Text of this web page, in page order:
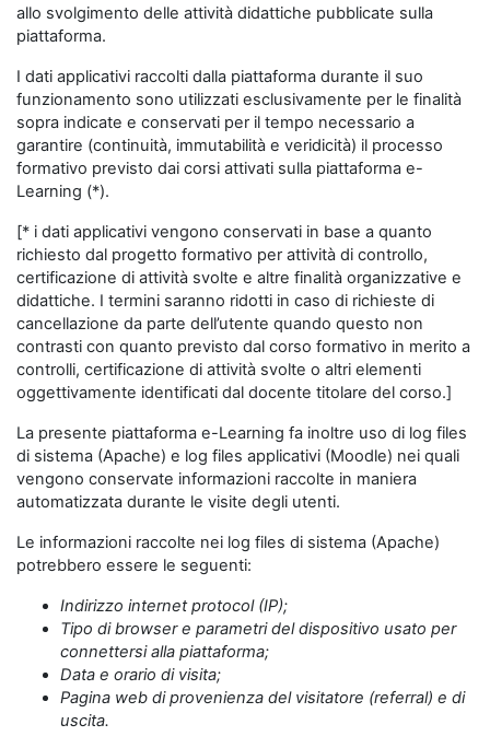
allo svolgimento delle attività didattiche pubblicate sulla
piattaforma.
I dati applicativi raccolti dalla piattaforma durante il suo
funzionamento sono utilizzati esclusivamente per le finalità
sopra indicate e conservati per il tempo necessario a
garantire (continuità, immutabilità e veridicità) il processo
formativo previsto dai corsi attivati sulla piattaforma e-
Learning (*).
[* i dati applicativi vengono conservati in base a quanto
richiesto dal progetto formativo per attività di controllo,
certificazione di attività svolte e altre finalità organizzative e
didattiche. I termini saranno ridotti in caso di richieste di
cancellazione da parte dell’utente quando questo non
contrasti con quanto previsto dal corso formativo in merito a
controlli, certificazione di attività svolte o altri elementi
oggettivamente identificati dal docente titolare del corso.]
La presente piattaforma e-Learning fa inoltre uso di log files
di sistema (Apache) e log files applicativi (Moodle) nei quali
vengono conservate informazioni raccolte in maniera
automatizzata durante le visite degli utenti.
Le informazioni raccolte nei log files di sistema (Apache)
potrebbero essere le seguenti:
Indirizzo internet protocol (IP);
Tipo di browser e parametri del dispositivo usato per
connettersi alla piattaforma;
Data e orario di visita;
Pagina web di provenienza del visitatore (referral) e di
uscita.